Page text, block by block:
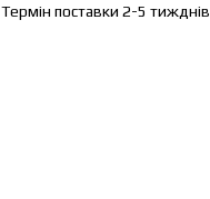
Термін поставки 2-5 тижднів